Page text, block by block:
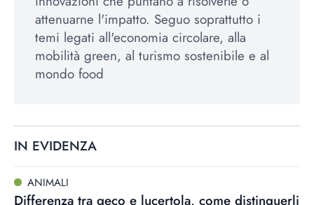
attenuarne l'impatto. Seguo soprattutto i
temi legati all'economia circolare, alla
mobilità green, al turismo sostenibile e al
mondo food
IN EVIDENZA
ANIMALI
Differenza tra geco e lucertola, come distinguerli